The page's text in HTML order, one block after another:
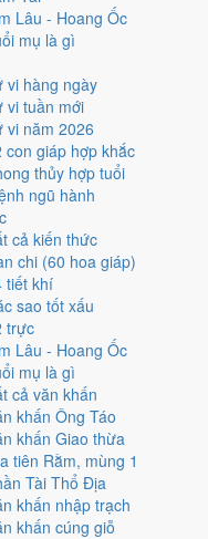
Lâu - Hoang Ốc
mụ là gì
vi hàng ngày
vi tuần mới
vi năm 2026
con giáp hợp khắc
thủy hợp tuổi
ngũ hành
cả kiến thức
chi (60 hoa giáp)
tiết khí
sao tốt xấu
trực
Lâu - Hoang Ốc
mụ là gì
cả văn khấn
khấn Ông Táo
khấn Giao thừa
tiên Rằm, mùng 1
Tài Thổ Địa
khấn nhập trạch
khấn cúng giỗ
nên âm và dương lệch nhau
ngày từ mức Tốt trở lên
tháng 6, chỉ 5 ngày, nên
Ông Công Ông Táo 26/1
Tết Trung Thu 12/9
ngày tốt, còn lưới ngày của
Tý)
Sửu)
Dần)
Thìn)